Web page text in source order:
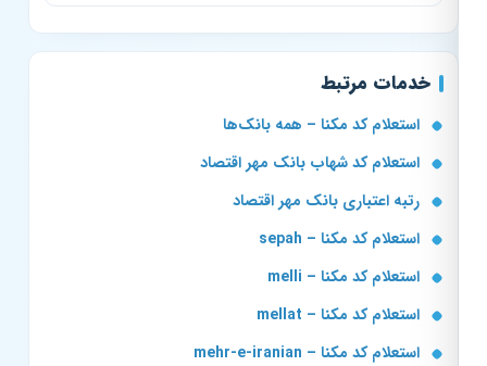
خدمات مرتبط
استعلام کد مکنا – همه بانک‌ها
استعلام کد شهاب بانک مهر اقتصاد
رتبه اعتباری بانک مهر اقتصاد
استعلام کد مکنا – sepah
استعلام کد مکنا – melli
استعلام کد مکنا – mellat
استعلام کد مکنا – mehr-e-iranian